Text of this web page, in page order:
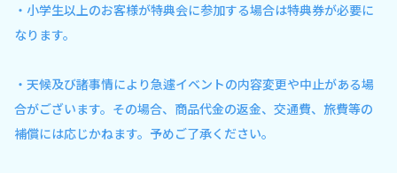
・小学生以上のお客様が特典会に参加する場合は特典券が必要に
なります。
・天候及び諸事情により急遽イベントの内容変更や中止がある場
合がございます。その場合、商品代金の返金、交通費、旅費等の
補償には応じかねます。予めご了承ください。